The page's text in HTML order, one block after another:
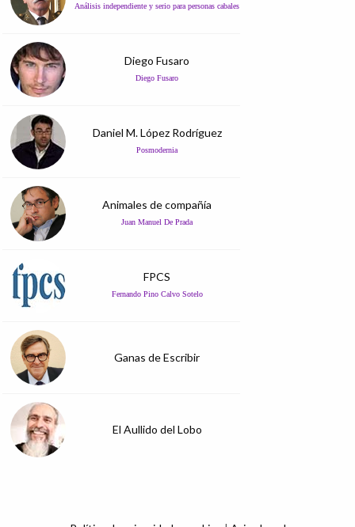
Análisis independiente y serio para personas cabales
Diego Fusaro
Diego Fusaro
Daniel M. López Rodríguez
Posmodernia
Animales de compañía
Juan Manuel De Prada
FPCS
Fernando Pino Calvo Sotelo
Ganas de Escribir
El Aullido del Lobo